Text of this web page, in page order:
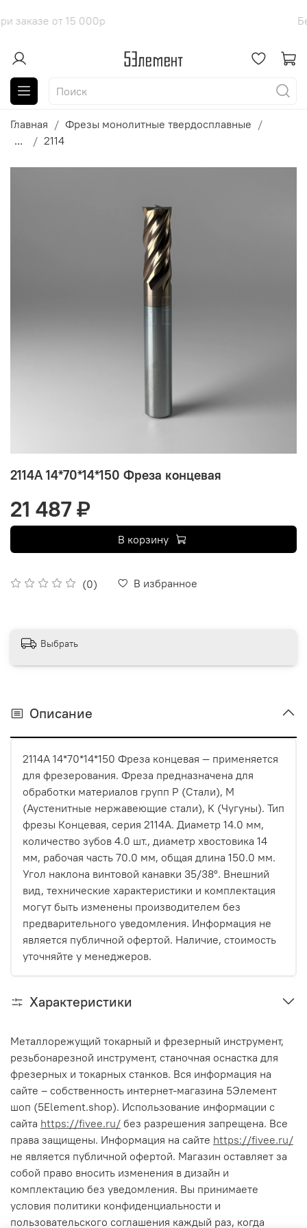
при заказе от 15 000р
Главная
Фрезы монолитные твердосплавные
...
2114
2114A 14*70*14*150 Фреза концевая
(0) В избранное
21 487 ₽
В корзину
Выбрать
Описание
2114A 14*70*14*150 Фреза концевая — применяется
для фрезерования. Фреза предназначена для
обработки материалов групп P (Стали), M
(Аустенитные нержавеющие стали), K (Чугуны). Тип
фрезы Концевая, серия 2114A. Диаметр 14.0 мм,
количество зубов 4.0 шт., диаметр хвостовика 14
мм, рабочая часть 70.0 мм, общая длина 150.0 мм.
Угол наклона винтовой канавки 35/38°. Внешний
вид, технические характеристики и комплектация
могут быть изменены производителем без
предварительного уведомления. Информация не
является публичной офертой. Наличие, стоимость
уточняйте у менеджеров.
Характеристики
Металлорежущий токарный и фрезерный инструмент,
резьбонарезной инструмент, станочная оснастка для
фрезерных и токарных станков. Вся информация на
сайте – собственность интернет-магазина 5Элемент
шоп (5Element.shop). Использование информации с
сайта https://fivee.ru/ без разрешения запрещена. Все
права защищены. Информация на сайте https://fivee.ru/
не является публичной офертой. Магазин оставляет за
собой право вносить изменения в дизайн и
комплектацию без уведомления. Вы принимаете
условия политики конфиденциальности и
пользовательского соглашения каждый раз, когда